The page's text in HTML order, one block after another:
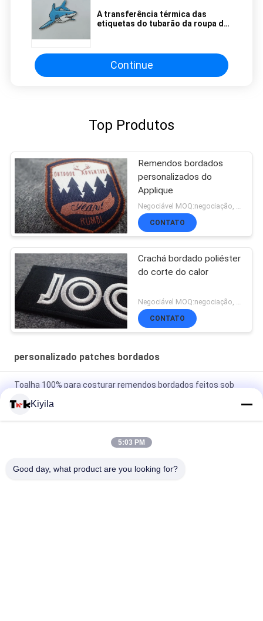
A transferência térmica das
etiquetas do tubarão da roupa do
Continue
Top Produtos
Remendos bordados
personalizados do
Applique
Negociável MOQ:negociação, 500pcs/cada um
CONTATO
Crachá bordado poliéster
do corte do calor
Negociável MOQ:negociação, 500pcs/cada um
CONTATO
personalizado patches bordados
Toalha 100% para costurar remendos bordados feitos sob
O costume de Hotfix bordado remenda o ferro do motivo do
cristal de rocha em transferência para Hoodies
para a roupa/bagagem
Kiyila
5:03 PM
Good day, what product are you looking for?